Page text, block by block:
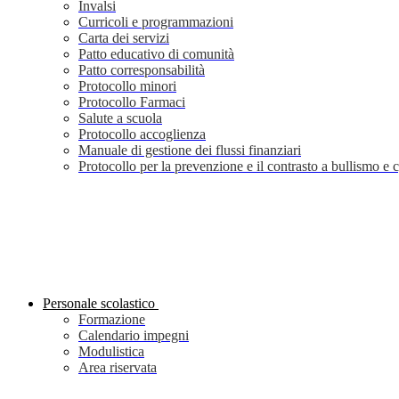
Invalsi
Curricoli e programmazioni
Carta dei servizi
Patto educativo di comunità
Patto corresponsabilità
Protocollo minori
Protocollo Farmaci
Salute a scuola
Protocollo accoglienza
Manuale di gestione dei flussi finanziari
Protocollo per la prevenzione e il contrasto a bullismo e
Personale scolastico
Formazione
Calendario impegni
Modulistica
Area riservata